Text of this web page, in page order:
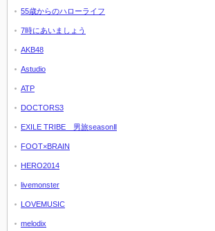
55歳からのハローライフ
7時にあいましょう
AKB48
Astudio
ATP
DOCTORS3
EXILE TRIBE 男旅seasonⅡ
FOOT×BRAIN
HERO2014
livemonster
LOVEMUSIC
melodix